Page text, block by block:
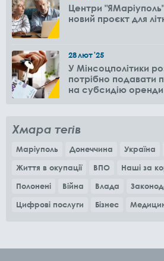
Центри
новий проєкт для
28лют'25
У Мінсоцполітики
потрібно подавати
на субсидію
Хмара тегів
Маріуполь Донеччина Україна
Життя в окупації
ВПО Наші за
Полонені
Війна Влада
Цифрові послуги
Бізнес